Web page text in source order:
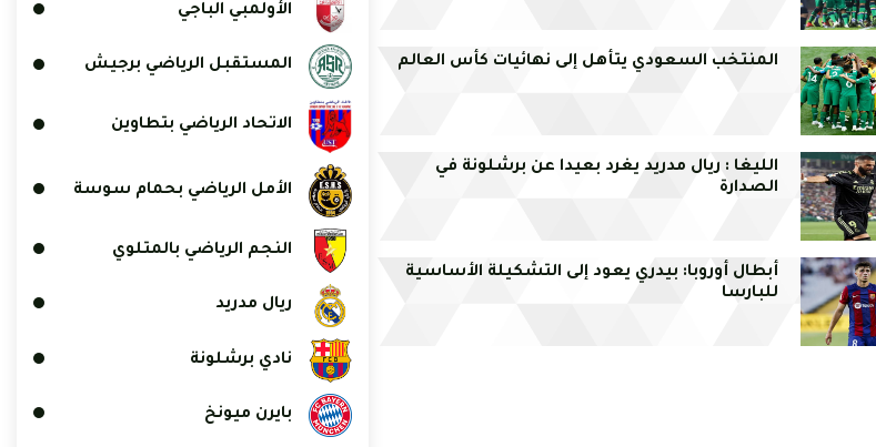
المنتخب السعودي يتأهل إلى نهائيات كأس العالم
الليغا : ريال مدريد يغرد بعيدا عن برشلونة في
الصدارة
أبطال أوروبا: بيدري يعود إلى التشكيلة الأساسية
للبارسا
الأولمبي الباجي
المستقبل الرياضي برجيش
الاتحاد الرياضي بتطاوين
الأمل الرياضي بحمام سوسة
النجم الرياضي بالمتلوي
ريال مدريد
نادي برشلونة
بايرن ميونخ